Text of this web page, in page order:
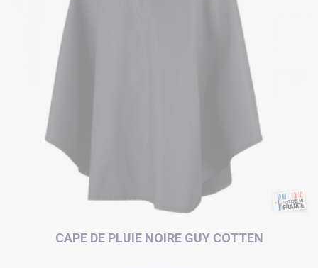
CAPE DE PLUIE NOIRE GUY COTTEN